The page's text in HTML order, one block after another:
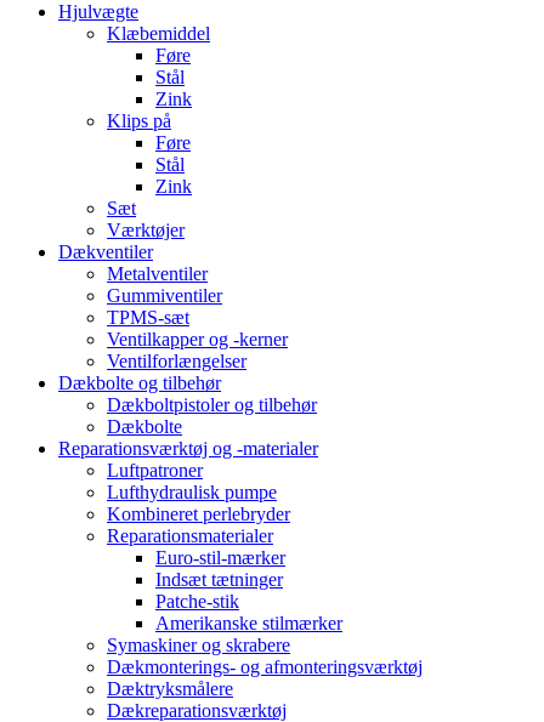
Hjulvægte
Klæbemiddel
Føre
Stål
Zink
Klips på
Føre
Stål
Zink
Sæt
Værktøjer
Dækventiler
Metalventiler
Gummiventiler
TPMS-sæt
Ventilkapper og -kerner
Ventilforlængelser
Dækbolte og tilbehør
Dækboltpistoler og tilbehør
Dækbolte
Reparationsværktøj og -materialer
Luftpatroner
Lufthydraulisk pumpe
Kombineret perlebryder
Reparationsmaterialer
Euro-stil-mærker
Indsæt tætninger
Patche-stik
Amerikanske stilmærker
Symaskiner og skrabere
Dækmonterings- og afmonteringsværktøj
Dæktryksmålere
Dækreparationsværktøj